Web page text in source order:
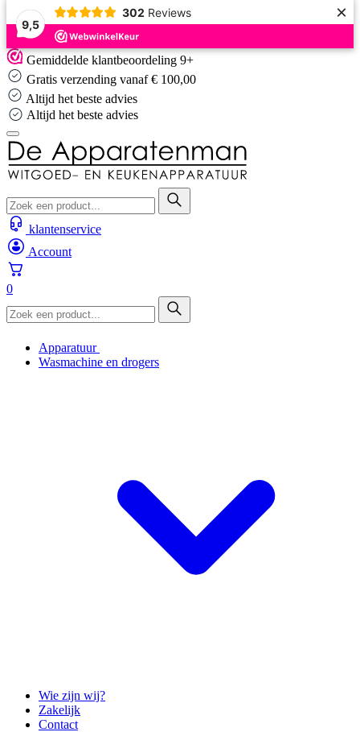
9,5
302 Reviews ×
Skip
to
content
Gemiddelde klantbeoordeling 9+
Gratis verzending vanaf € 100,00
Altijd het beste advies
Altijd het beste advies
klantenservice
Account
0
Apparatuur
Wasmachine en drogers
Wie zijn wij?
Zakelijk
Contact